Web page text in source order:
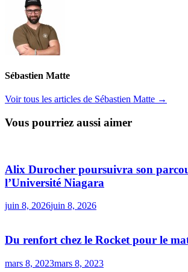
Sébastien Matte
Voir tous les articles de Sébastien Matte →
Vous pourriez aussi aimer
Alix Durocher poursuivra son
l’Université Niagara
juin 8, 2026juin 8, 2026
Du renfort chez le Rocket pour le
mars 8, 2023mars 8, 2023